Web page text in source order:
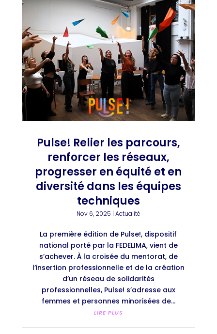
Pulse! Relier les parcours,
renforcer les réseaux,
progresser en équité et en
diversité dans les équipes
techniques
Nov 6, 2025 | Actualité
La première édition de Pulse!, dispositif
national porté par la FEDELIMA, vient de
s’achever. À la croisée du mentorat, de
l’insertion professionnelle et de la création
d’un réseau de solidarités
professionnelles, Pulse! s’adresse aux
femmes et personnes minorisées de...
LIRE PLUS